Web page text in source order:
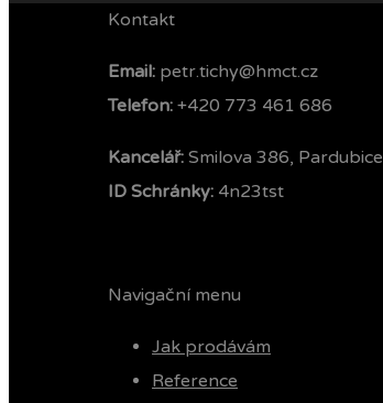
Kontakt
Email: petr.tichy@hmct.cz
Telefon: ‭ +420 773 461 686‬
Kancelář: Smilova 386, Pardubice
ID Schránky: 4n23tst
Navigační menu
Jak prodávám
Reference